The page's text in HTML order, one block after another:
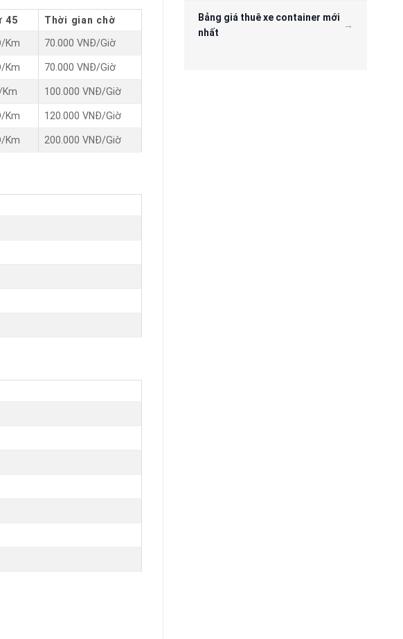
45 Thời gian chờ
Km 70.000 VNĐ/Giờ
Km 70.000 VNĐ/Giờ
Km 100.000 VNĐ/Giờ
Km 120.000 VNĐ/Giờ
Km 200.000 VNĐ/Giờ
Bảng giá thuê xe container mới
nhất